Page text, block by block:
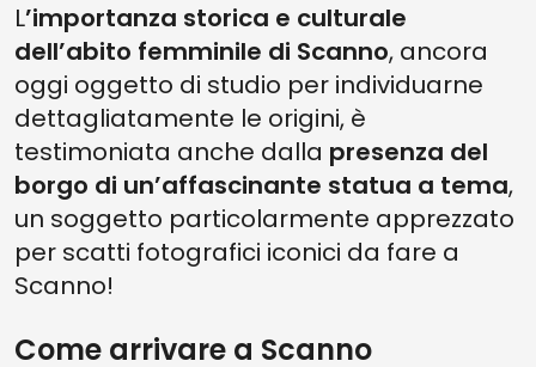
L’importanza storica e culturale
dell’abito femminile di Scanno, ancora
oggi oggetto di studio per individuarne
dettagliatamente le origini, è
testimoniata anche dalla presenza del
borgo di un’affascinante statua a tema,
un soggetto particolarmente apprezzato
per scatti fotografici iconici da fare a
Scanno!
Come arrivare a Scanno